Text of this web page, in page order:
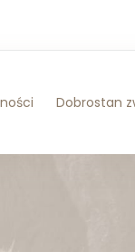
Dobrostan